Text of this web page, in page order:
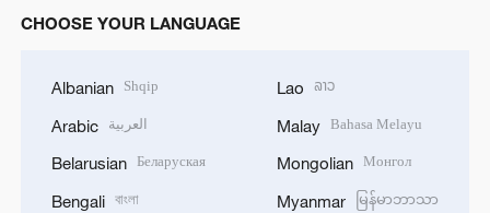
CHOOSE YOUR LANGUAGE
Albanian Shqip
Arabic العربية
Belarusian Беларуская
Bengali বাংলা
Lao ລາວ
Malay Bahasa Melayu
Mongolian Монгол
Myanmar မြန်မာဘာသာ